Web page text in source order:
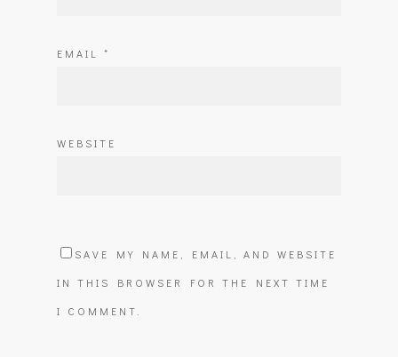
EMAIL *
WEBSITE
SAVE MY NAME, EMAIL, AND WEBSITE
IN THIS BROWSER FOR THE NEXT TIME
I COMMENT.